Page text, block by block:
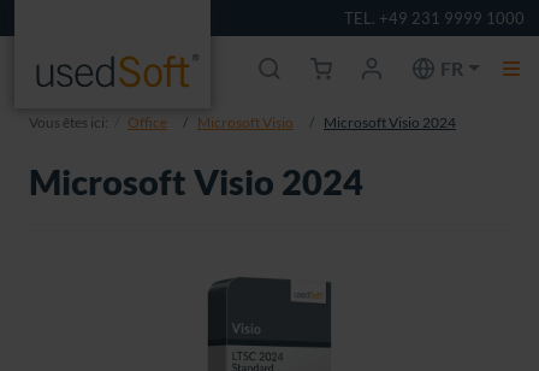
TEL. +49 231 9999 1000
FR
Vous êtes ici: Office Microsoft Visio Microsoft Visio 2024
Microsoft Visio 2024